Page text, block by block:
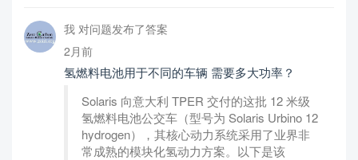
我 对问题发布了答案
2月前
氢燃料电池用于不同的车辆 需要多大功率？
Solaris 向意大利 TPER 交付的这批 12 米级
氢燃料电池公交车（型号为 Solaris Urbino 12
hydrogen），其核心动力系统采用了业界非
常成熟的模块化氢动力方案。以下是该